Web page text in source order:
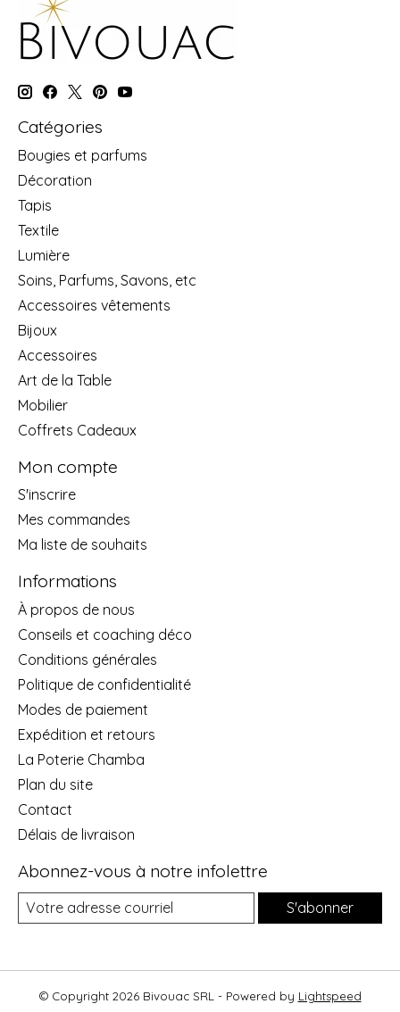
Catégories
Bougies et parfums
Décoration
Tapis
Textile
Lumière
Soins, Parfums, Savons, etc
Accessoires vêtements
Bijoux
Accessoires
Art de la Table
Mobilier
Coffrets Cadeaux
Mon compte
S'inscrire
Mes commandes
Ma liste de souhaits
Informations
À propos de nous
Conseils et coaching déco
Conditions générales
Politique de confidentialité
Modes de paiement
Expédition et retours
La Poterie Chamba
Plan du site
Contact
Délais de livraison
Abonnez-vous à notre infolettre
S'abonner
© Copyright 2026 Bivouac SRL - Powered by Lightspeed